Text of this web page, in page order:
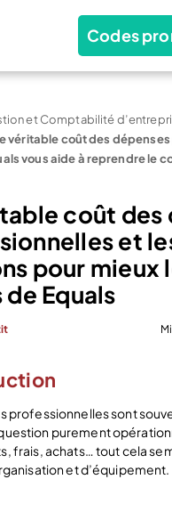
Codes
et Comptabilité
véritable coût des
vous aide à reprendre le
coût des
et
pour mieux
de Equals
professionnelles sont
purement
frais, achats… tout cela
et d’équipement.